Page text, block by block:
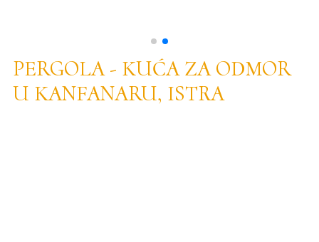
PERGOLA - KUĆA ZA ODMOR
U KANFANARU, ISTRA